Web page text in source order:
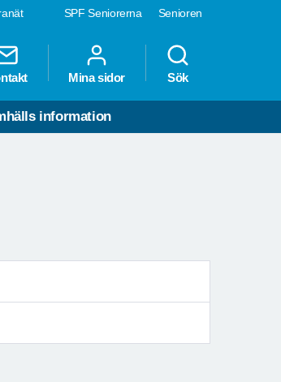
SPF Seniorerna Senioren
Mina sidor Sök
information